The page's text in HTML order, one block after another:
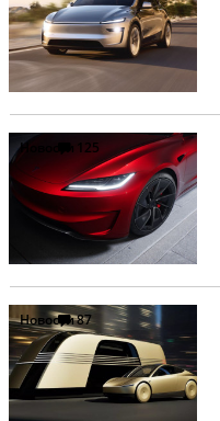
Новости 125
Новости87